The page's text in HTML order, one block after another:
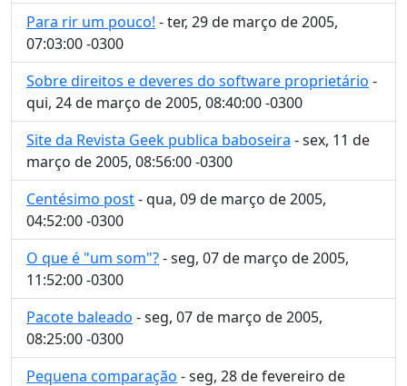
Para rir um pouco! - ter, 29 de março de 2005,
07:03:00 -0300
Sobre direitos e deveres do software proprietário -
qui, 24 de março de 2005, 08:40:00 -0300
Site da Revista Geek publica baboseira - sex, 11 de
março de 2005, 08:56:00 -0300
Centésimo post- qua, 09 de março de 2005,
04:52:00 -0300
O que é "um som"?- seg, 07 de março de 2005,
11:52:00 -0300
Pacote baleado - seg, 07 de março de 2005,
08:25:00 -0300
Pequena comparação - seg, 28 de fevereiro de